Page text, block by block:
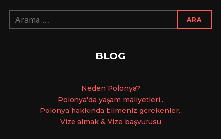
Arama:
ARA
BLOG
Neden Polonya?
Polonya'da yaşam maliyetleri..
Polonya hakkında bilmeniz gerekenler..
Vize almak & Vize başvurusu